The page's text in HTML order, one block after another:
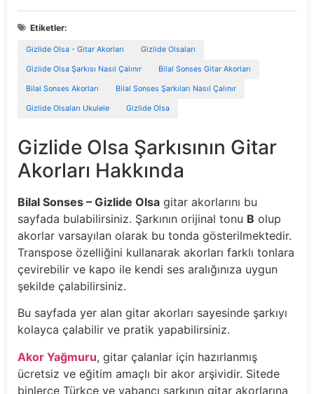
Etiketler:
Gizlide Olsa - Gitar Akorları Gizlide Olsaları
Gizlide Olsa Şarkısı Nasıl Çalınır Bilal Sonses Gitar Akorları
Bilal Sonses Akorları Bilal Sonses Şarkıları Nasıl Çalınır
Gizlide Olsaları Ukulele Gizlide Olsa
Gizlide Olsa Şarkısının Gitar
Akorları Hakkında
Bilal Sonses – Gizlide Olsa gitar akorlarını bu
sayfada bulabilirsiniz. Şarkının orijinal tonu B olup
akorlar varsayılan olarak bu tonda gösterilmektedir.
Transpose özelliğini kullanarak akorları farklı tonlara
çevirebilir ve kapo ile kendi ses aralığınıza uygun
şekilde çalabilirsiniz.
Bu sayfada yer alan gitar akorları sayesinde şarkıyı
kolayca çalabilir ve pratik yapabilirsiniz.
Akor Yağmuru, gitar çalanlar için hazırlanmış
ücretsiz ve eğitim amaçlı bir akor arşividir. Sitede
binlerce Türkçe ve yabancı şarkının gitar akorlarına